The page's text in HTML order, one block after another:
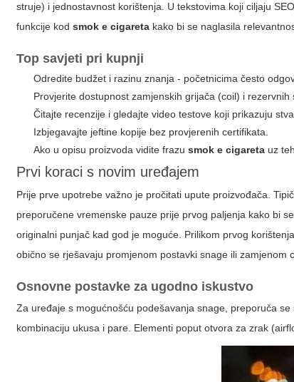
struje) i jednostavnost korištenja. U tekstovima koji ciljaju
funkcije kodsmok e cigareta kako bi se naglasila
Top savjeti pri kupnji
Odredite budžet i razinu znanja - početnicima često
Provjerite dostupnost zamjenskih grijača (coil) i rezervnih
Čitajte recenzije i gledajte video testove koji prikazuju
Izbjegavajte jeftine kopije bez provjerenih certifikata.
Ako u opisu proizvoda vidite frazusmok e cigareta uz
Prvi koraci s novim uređajem
Prije prve upotrebe važno je pročitati upute proizvođača.
preporučene vremenske pauze prije prvog paljenja kako bi
originalni punjač kad god je moguće. Prilikom prvog
obično se rješavaju promjenom postavki snage ili zamjenom
Osnovne postavke za ugodno iskustvo
Za uređaje s mogućnošću podešavanja snage, preporuča
kombinaciju ukusa i pare. Elementi poput otvora za zrak